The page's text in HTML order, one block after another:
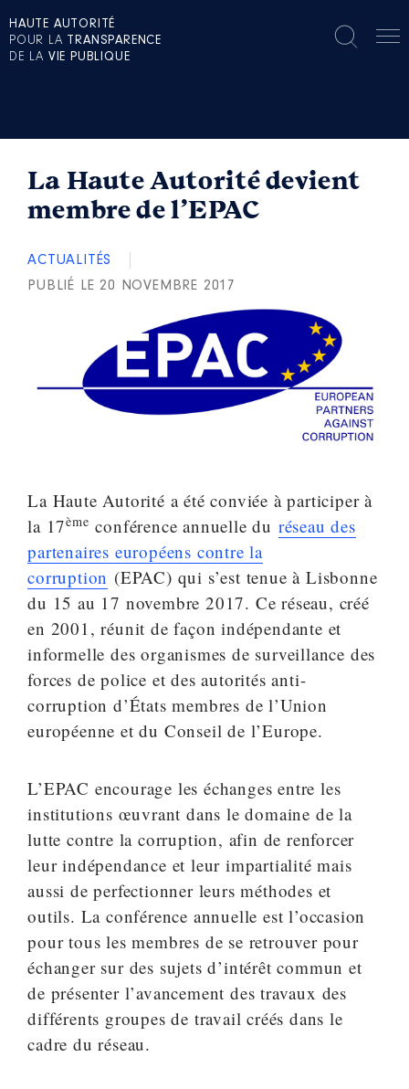
HAUTE AUTORITÉ
POUR LA TRANSPARENCE
DE LA VIE PUBLIQUE
La Haute Autorité devient
membre de l’EPAC
ACTUALITÉS
PUBLIÉ LE 20 NOVEMBRE 2017
La Haute Autorité a été conviée à participer à
la 17ème conférence annuelle du réseau des
partenaires européens contre la
corruption (EPAC) qui s’est tenue à Lisbonne
du 15 au 17 novembre 2017. Ce réseau, créé
en 2001, réunit de façon indépendante et
informelle des organismes de surveillance des
forces de police et des autorités anti-
corruption d’États membres de l’Union
européenne et du Conseil de l’Europe.
L’EPAC encourage les échanges entre les
institutions œuvrant dans le domaine de la
lutte contre la corruption, afin de renforcer
leur indépendance et leur impartialité mais
aussi de perfectionner leurs méthodes et
outils. La conférence annuelle est l’occasion
pour tous les membres de se retrouver pour
échanger sur des sujets d’intérêt commun et
de présenter l’avancement des travaux des
différents groupes de travail créés dans le
cadre du réseau.